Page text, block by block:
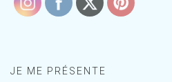
JE ME PRÉSENTE